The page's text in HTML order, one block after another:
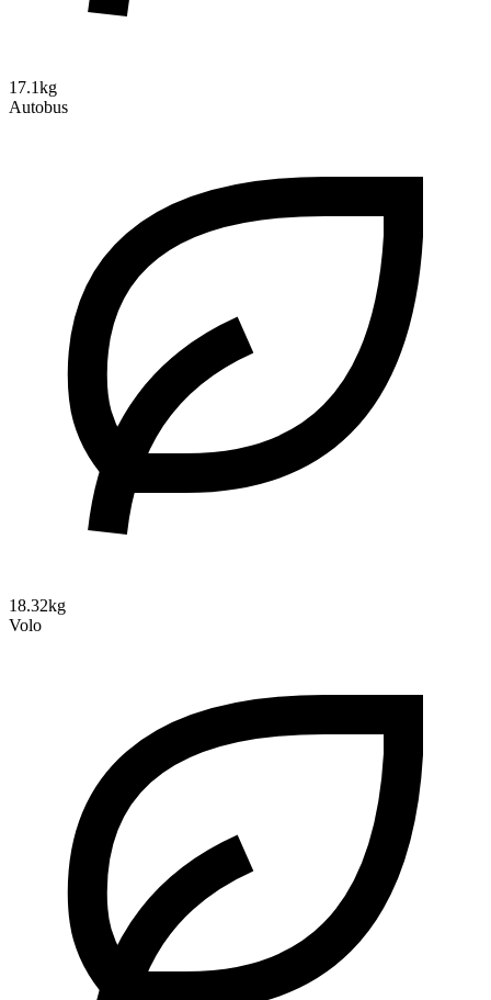
17.1kg
Autobus
18.32kg
Volo